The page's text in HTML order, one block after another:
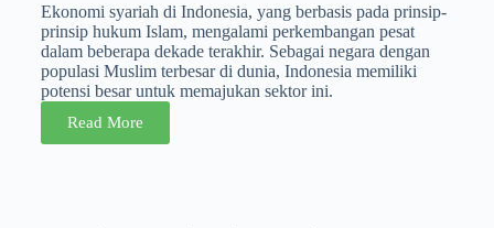
Ekonomi syariah di Indonesia, yang berbasis pada prinsip-
prinsip hukum Islam, mengalami perkembangan pesat
dalam beberapa dekade terakhir. Sebagai negara dengan
populasi Muslim terbesar di dunia, Indonesia memiliki
potensi besar untuk memajukan sektor ini.
Read More